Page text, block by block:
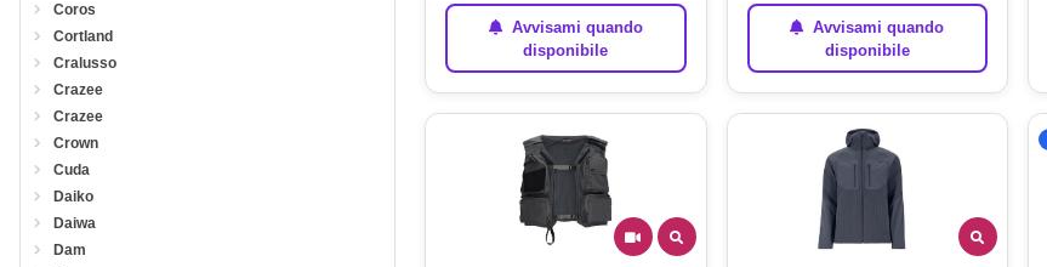
Coros
Cortland
Cralusso
Crazee
Crazee
Crown
Cuda
Daiko
Daiwa
Dam
Avvisami quando
disponibile
Avvisami quando
disponibile